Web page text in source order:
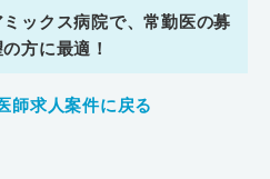
ックス病院で、常勤医の募
方に最適！
師求人案件に戻る